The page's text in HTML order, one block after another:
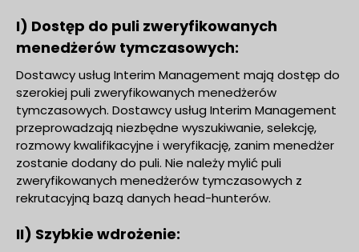
I) Dostęp do puli zweryfikowanych
menedżerów tymczasowych:
Dostawcy usług Interim Management mają dostęp do
szerokiej puli zweryfikowanych menedżerów
tymczasowych. Dostawcy usług Interim Management
przeprowadzają niezbędne wyszukiwanie, selekcję,
rozmowy kwalifikacyjne i weryfikację, zanim menedżer
zostanie dodany do puli. Nie należy mylić puli
zweryfikowanych menedżerów tymczasowych z
rekrutacyjną bazą danych head-hunterów.
II) Szybkie wdrożenie: